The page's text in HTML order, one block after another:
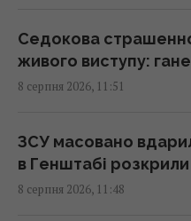
10:56 субота, 08 серпня 2026
У Росії загорілись
10:55 субота, 08 серпня 2026
Під джунглями
Седокова
живого виступу:
8 серпня 2026, 11:51
ЗСУ масовано
в Генштабі
8 серпня 2026, 11:48